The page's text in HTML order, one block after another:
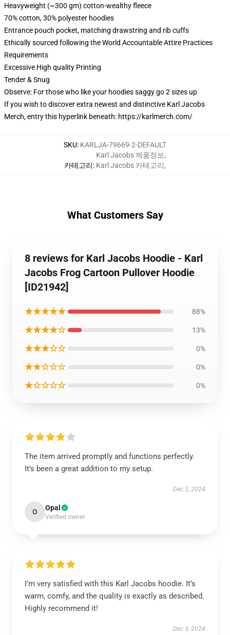
Heavyweight (~300 gm) cotton-wealthy fleece
70% cotton, 30% polyester hoodies
Entrance pouch pocket, matching drawstring and rib cuffs
Ethically sourced following the World Accountable Attire Practices
Requirements
Excessive High quality Printing
Tender & Snug
Observe: For those who like your hoodies saggy go 2 sizes up
If you wish to discover extra newest and distinctive Karl Jacobs
Merch, entry this hyperlink beneath: https://karlmerch.com/
SKU: KARLJA-79669-2-DEFAULT
카테고리:
Karl Jacobs 제품정보,
Karl Jacobs 카테고리,
What Customers Say
8 reviews for Karl Jacobs Hoodie - Karl
Jacobs Frog Cartoon Pullover Hoodie
[ID21942]
★★★★★ 88%
★★★★☆ 13%
★★★☆☆ 0%
★★☆☆☆ 0%
★☆☆☆☆ 0%
The item arrived promptly and functions perfectly.
It’s been a great addition to my setup.
Dec 5, 2024
O Opal
Verified owner
I’m very satisfied with this Karl Jacobs hoodie. It’s
warm, comfy, and the quality is exactly as described.
Highly recommend it!
Dec 3, 2024